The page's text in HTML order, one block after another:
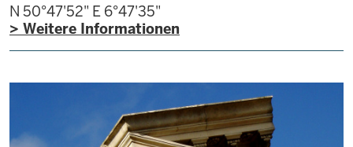
N 50°47'52" E 6°47'35"
> Weitere Informationen